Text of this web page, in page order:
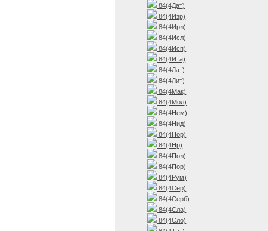
84(4Дат)
84(4Изр)
84(4Ирл)
84(4Исл)
84(4Исп)
84(4Ита)
84(4Лат)
84(4Лит)
84(4Мак)
84(4Мол)
84(4Нем)
84(4Нид)
84(4Нор)
84(4Нр)
84(4Пол)
84(4Пор)
84(4Рум)
84(4Сер)
84(4Серб)
84(4Сла)
84(4Сло)